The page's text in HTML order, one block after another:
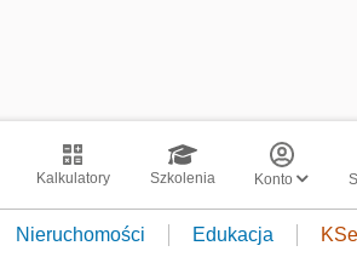
Kalkulatory Szkolenia Konto
Nieruchomości Edukacja